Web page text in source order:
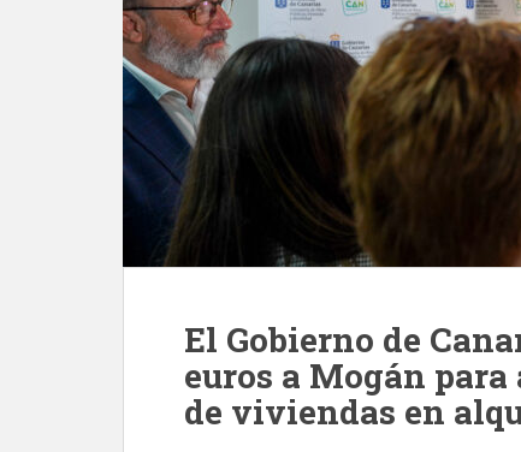
El Gobierno de
euros a Mogán
de viviendas en